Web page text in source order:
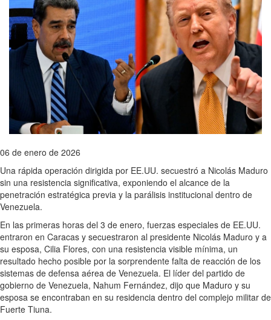
06 de enero de 2026
Una rápida operación dirigida por EE.UU. secuestró a Nicolás Maduro
sin una resistencia significativa, exponiendo el alcance de la
penetración estratégica previa y la parálisis institucional dentro de
Venezuela.
En las primeras horas del 3 de enero, fuerzas especiales de EE.UU.
entraron en Caracas y secuestraron al presidente Nicolás Maduro y a
su esposa, Cilia Flores, con una resistencia visible mínima, un
resultado hecho posible por la sorprendente falta de reacción de los
sistemas de defensa aérea de Venezuela. El líder del partido de
gobierno de Venezuela, Nahum Fernández, dijo que Maduro y su
esposa se encontraban en su residencia dentro del complejo militar de
Fuerte Tiuna.